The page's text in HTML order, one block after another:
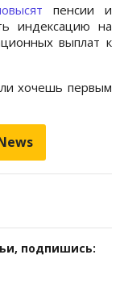
пенсии и
индексацию на
выплат к
хочешь первым
подпишись: